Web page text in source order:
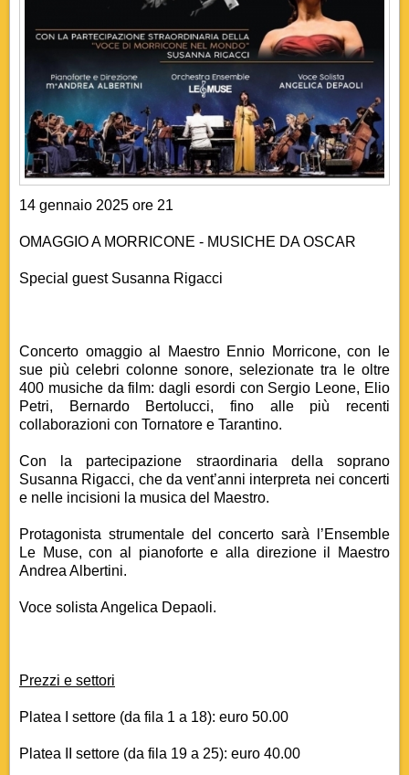
14 gennaio 2025 ore 21
OMAGGIO A MORRICONE - MUSICHE DA OSCAR
Special guest Susanna Rigacci
Concerto omaggio al Maestro Ennio Morricone, con le
sue più celebri colonne sonore, selezionate tra le oltre
400 musiche da film: dagli esordi con Sergio Leone, Elio
Petri, Bernardo Bertolucci, fino alle più recenti
collaborazioni con Tornatore e Tarantino.
Con la partecipazione straordinaria della soprano
Susanna Rigacci, che da vent’anni interpreta nei concerti
e nelle incisioni la musica del Maestro.
Protagonista strumentale del concerto sarà l’Ensemble
Le Muse, con al pianoforte e alla direzione il Maestro
Andrea Albertini.
Voce solista Angelica Depaoli.
Prezzi e settori
Platea I settore (da fila 1 a 18): euro 50.00
Platea II settore (da fila 19 a 25): euro 40.00